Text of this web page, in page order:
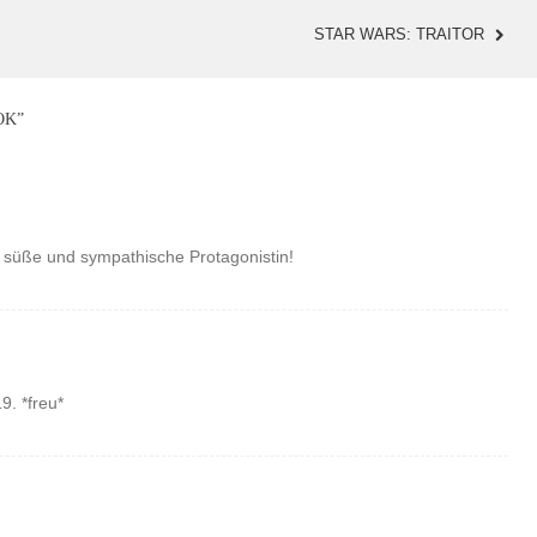
STAR WARS: TRAITOR
”
und sympathische Protagonistin!
*freu*